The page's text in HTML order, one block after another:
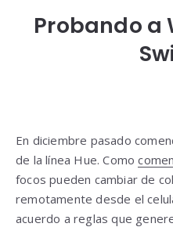
Probando a
En diciembre pasado
de la línea Hue. Como
focos pueden cambiar de
remotamente desde el
acuerdo a reglas que